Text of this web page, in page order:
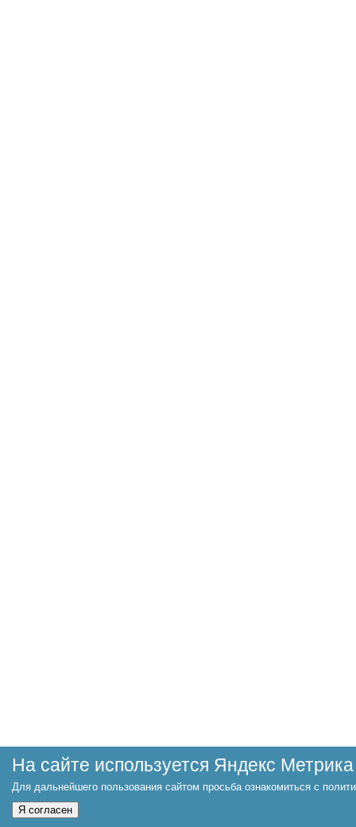
На сайте используется Яндекс Метрика
Для дальнейшего пользования сайтом просьба ознакомиться с
Я согласен